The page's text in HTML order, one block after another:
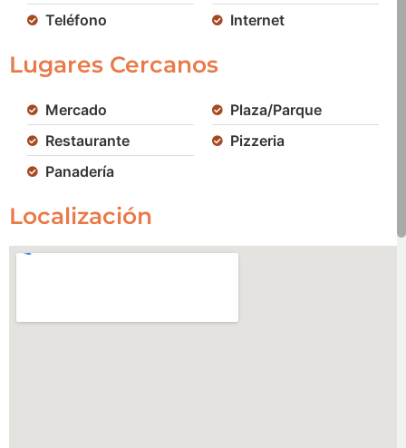
Teléfono
Internet
Lugares Cercanos
Mercado
Plaza/Parque
Restaurante
Pizzeria
Panadería
Localización